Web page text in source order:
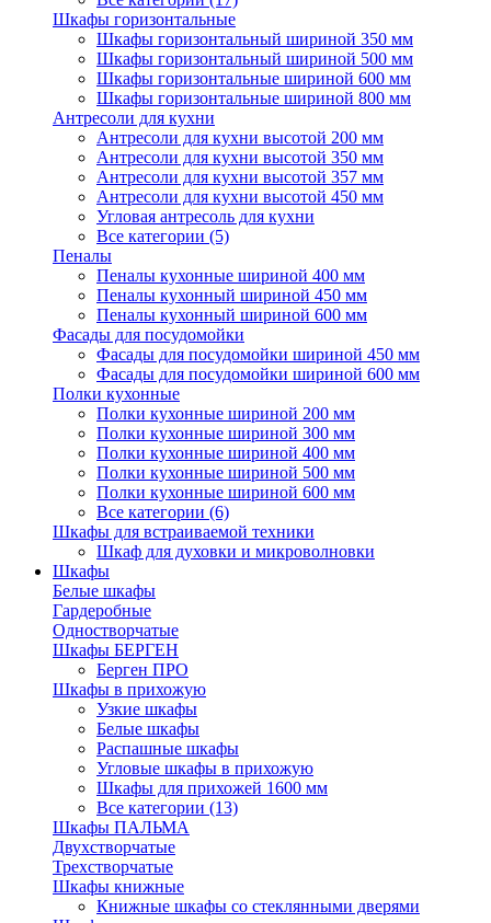
Шкафы горизонтальные
Шкафы горизонтальный шириной 350 мм
Шкафы горизонтальный шириной 500 мм
Шкафы горизонтальные шириной 600 мм
Шкафы горизонтальные шириной 800 мм
Антресоли для кухни
Антресоли для кухни высотой 200 мм
Антресоли для кухни высотой 350 мм
Антресоли для кухни высотой 357 мм
Антресоли для кухни высотой 450 мм
Угловая антресоль для кухни
Все категории (5)
Пеналы
Пеналы кухонные шириной 400 мм
Пеналы кухонный шириной 450 мм
Пеналы кухонный шириной 600 мм
Фасады для посудомойки
Фасады для посудомойки шириной 450 мм
Фасады для посудомойки шириной 600 мм
Полки кухонные
Полки кухонные шириной 200 мм
Полки кухонные шириной 300 мм
Полки кухонные шириной 400 мм
Полки кухонные шириной 500 мм
Полки кухонные шириной 600 мм
Все категории (6)
Шкафы для встраиваемой техники
Шкаф для духовки и микроволновки
Шкафы
Белые шкафы
Гардеробные
Одностворчатые
Шкафы БЕРГЕН
Берген ПРО
Шкафы в прихожую
Узкие шкафы
Белые шкафы
Распашные шкафы
Угловые шкафы в прихожую
Шкафы для прихожей 1600 мм
Все категории (13)
Шкафы ПАЛЬМА
Двухстворчатые
Трехстворчатые
Шкафы книжные
Книжные шкафы со стеклянными дверями